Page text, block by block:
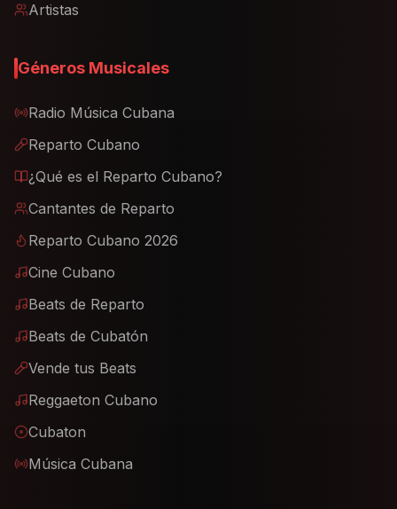
Artistas
Géneros Musicales
Radio Música Cubana
Reparto Cubano
¿Qué es el Reparto Cubano?
Cantantes de Reparto
Reparto Cubano 2026
Cine Cubano
Beats de Reparto
Beats de Cubatón
Vende tus Beats
Reggaeton Cubano
Cubaton
Música Cubana